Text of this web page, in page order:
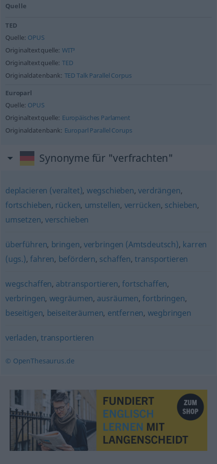
Quelle
TED
Quelle: OPUS
Originaltextquelle: WIT³
Originaltextquelle: TED
Originaldatenbank: TED Talk Parallel Corpus
Europarl
Quelle: OPUS
Originaltextquelle: Europäisches Parlament
Originaldatenbank: Europarl Parallel Corups
Synonyme für "verfrachten"
deplacieren (veraltet), wegschieben,verdrängen,
fortschieben, rücken, umstellen, verrücken, schieben,
umsetzen, verschieben
überführen, bringen, verbringen (Amtsdeutsch), karren
(ugs.),fahren, befördern, schaffen,transportieren
wegschaffen, abtransportieren,fortschaffen,
verbringen, wegräumen, ausräumen,fortbringen,
beseitigen, beiseiteräumen, entfernen, wegbringen
verladen, transportieren
© OpenThesaurus.de